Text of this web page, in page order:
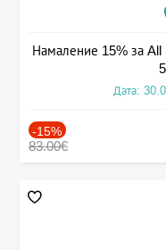
Намаление 15% за All
Дата:
-15%
83.00€